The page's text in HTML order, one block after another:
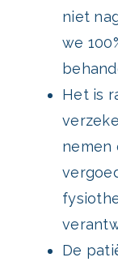
niet
we
Het is
nemen
De